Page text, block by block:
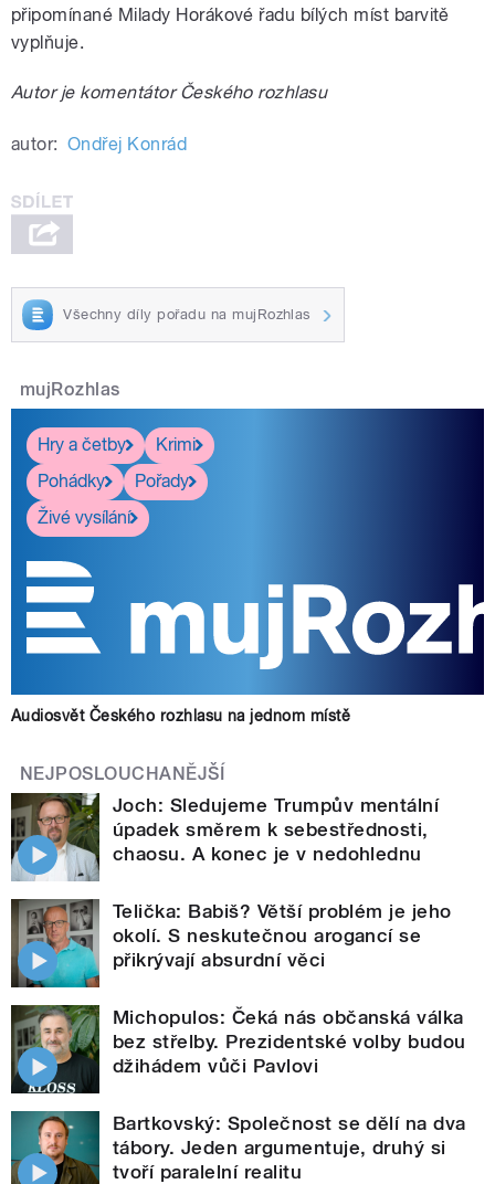
připomínané Milady Horákové řadu bílých míst barvitě
vyplňuje.
Autor je komentátor Českého rozhlasu
autor: Ondřej Konrád
Všechny díly pořadu na mujRozhlas
mujRozhlas
Hry a četby
Krimi
Pohádky
Pořady
Živé vysílání
Audiosvět Českého rozhlasu na jednom místě
NEJPOSLOUCHANĚJŠÍ
Joch: Sledujeme Trumpův mentální
úpadek směrem k sebestřednosti,
chaosu. A konec je v nedohlednu
Telička: Babiš? Větší problém je jeho
okolí. S neskutečnou arogancí se
přikrývají absurdní věci
Michopulos: Čeká nás občanská válka
bez střelby. Prezidentské volby budou
džihádem vůči Pavlovi
Bartkovský: Společnost se dělí na dva
tábory. Jeden argumentuje, druhý si
tvoří paralelní realitu